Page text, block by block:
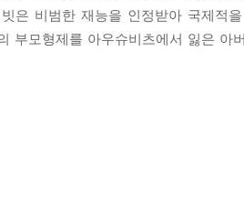
은 비범한 재능을 인정받아 국제적
부모형제를 아우슈비츠에서 잃은 아